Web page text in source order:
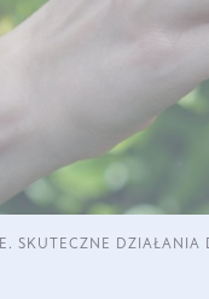
SKUTECZNE DZIAŁANIA